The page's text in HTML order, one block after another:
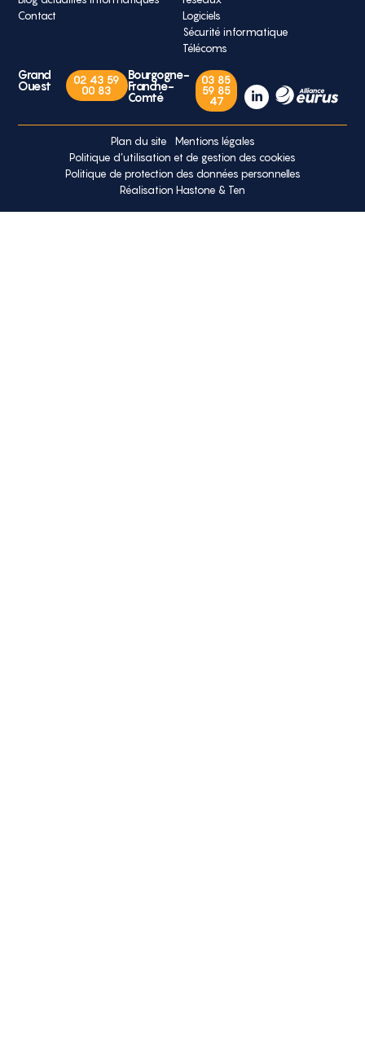
Contact
Logiciels
Sécurité informatique
Télécoms
Grand
Ouest
02 43 59
00 83
Bourgogne-
Franche-
Comté
03 85
59 85
47
Plan du site
Mentions légales
Politique d’utilisation et de gestion des cookies
Politique de protection des données personnelles
Réalisation Hastone & Ten